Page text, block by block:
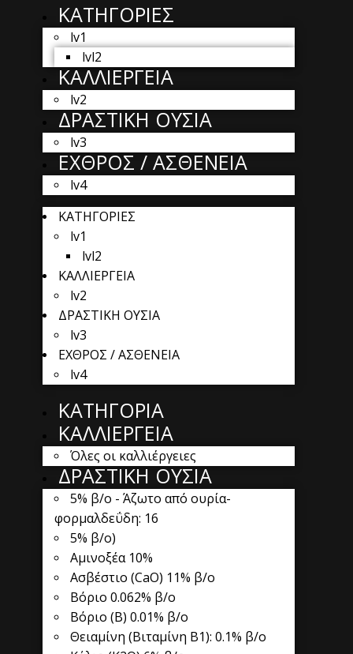
ΚΑΤΗΓΟΡΙΕΣ
lv1
lvl2
ΚΑΛΛΙΕΡΓΕΙΑ
lv2
ΔΡΑΣΤΙΚΗ ΟΥΣΙΑ
lv3
ΕΧΘΡΟΣ / ΑΣΘΕΝΕΙΑ
lv4
ΚΑΤΗΓΟΡΙΕΣ
lv1
lvl2
ΚΑΛΛΙΕΡΓΕΙΑ
lv2
ΔΡΑΣΤΙΚΗ ΟΥΣΙΑ
lv3
ΕΧΘΡΟΣ / ΑΣΘΕΝΕΙΑ
lv4
ΚΑΤΗΓΟΡΙΑ
ΚΑΛΛΙΕΡΓΕΙΑ
Όλες οι καλλιέργειες
ΔΡΑΣΤΙΚΗ ΟΥΣΙΑ
5% β/o - Άζωτο από ουρία-
φορμαλδεΰδη: 16
5% β/ο)
Αμινοξέα 10%
Ασβέστιο (CaO) 11% β/ο
Βόριο 0.062% β/ο
Βόριο (Β) 0.01% β/ο
Θειαμίνη (Βιταμίνη Β1): 0.1% β/ο